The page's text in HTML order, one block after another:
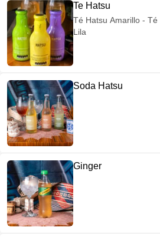
Te Hatsu
Té Hatsu Amarillo -
Lila
Soda Hatsu
Ginger